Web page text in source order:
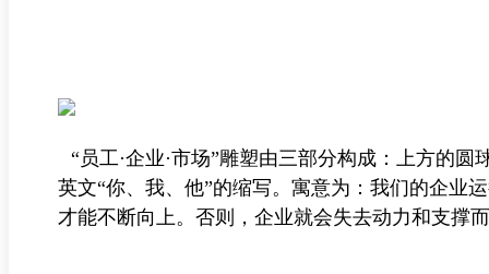
“员工·企业·市场”雕塑由三部分构成：上方的
英文“你、我、他”的缩写。寓意为：我们的企业
才能不断向上。否则，企业就会失去动力和支撑